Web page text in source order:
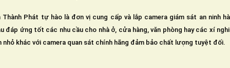
Thành Phát tự hào là đơn vị cung cấp và lắp camera giám sát an ninh
đáp ứng tốt các nhu cầu cho nhà ở, cửa hàng, văn phòng hay các xí
nhỏ khác với camera quan sát chính hãng đảm bảo chất lượng tuyệt đối.